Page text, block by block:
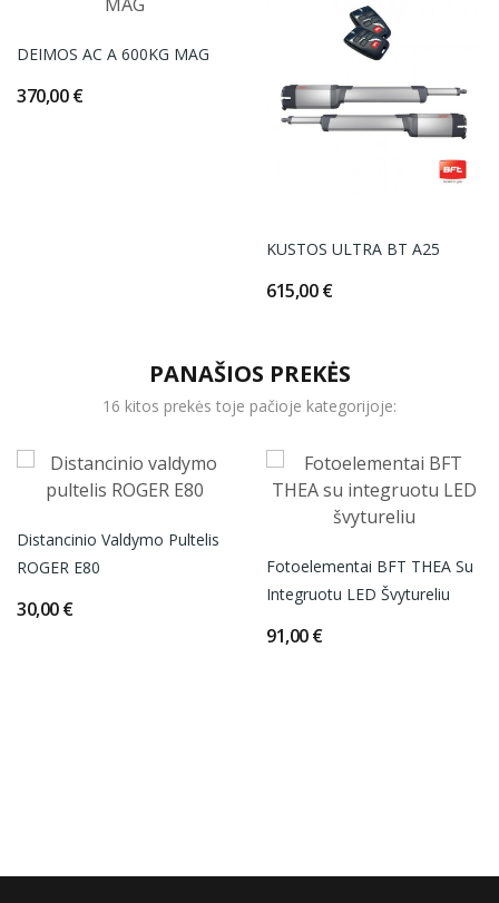
DEIMOS AC A 600KG MAG
370,00 €
KUSTOS ULTRA BT A25
615,00 €
PANAŠIOS PREKĖS
16 kitos prekės toje pačioje kategorijoje:
Distancinio Valdymo Pultelis
ROGER E80
30,00 €
Fotoelementai BFT THEA Su
Integruotu LED Švytureliu
91,00 €